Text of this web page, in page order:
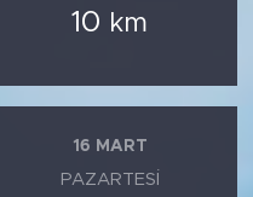
10 km
16 MART
PAZARTESI